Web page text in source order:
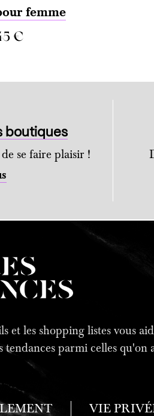
femme
€
boutiques
se faire plaisir !
et les shopping listes vous
parmi celles qu'on
VIE